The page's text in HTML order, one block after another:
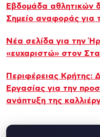
Εβδομάδα αθλητικών
Σημείο αναφοράς για
Νέα σελίδα για την
«ευχαριστώ» στον
Περιφέρειας Κρήτης:
Εργασίας για την
ανάπτυξη της